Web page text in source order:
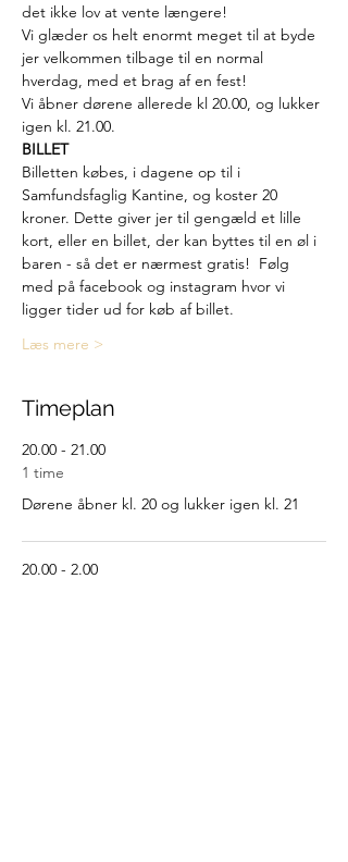
det ikke lov at vente længere!
Vi glæder os helt enormt meget til at byde
jer velkommen tilbage til en normal
hverdag, med et brag af en fest!
Vi åbner dørene allerede kl 20.00, og lukker
igen kl. 21.00.
BILLET
Billetten købes, i dagene op til i
Samfundsfaglig Kantine, og koster 20
kroner. Dette giver jer til gengæld et lille
kort, eller en billet, der kan byttes til en øl i
baren - så det er nærmest gratis!  Følg
med på facebook og instagram hvor vi
ligger tider ud for køb af billet.
Læs mere >
Timeplan
20.00 - 21.00
1 time
Dørene åbner kl. 20 og lukker igen kl. 21
20.00 - 2.00